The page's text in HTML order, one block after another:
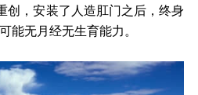
创，安装了人造肛门之后，终身
能无月经无生育能力。